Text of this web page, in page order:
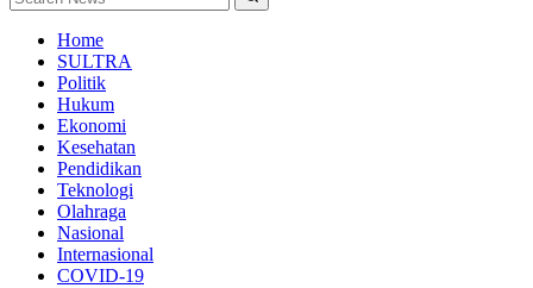
Home
SULTRA
Politik
Hukum
Ekonomi
Kesehatan
Pendidikan
Teknologi
Olahraga
Nasional
Internasional
COVID-19